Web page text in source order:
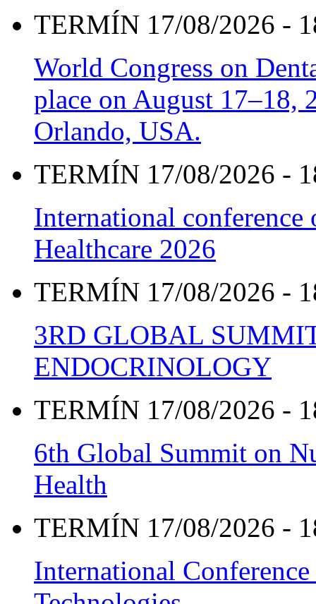
TERMÍN 17/08/2026 -
World Congress on
place on August 17–18,
Orlando, USA.
TERMÍN 17/08/2026 -
International
Healthcare 2026
TERMÍN 17/08/2026 -
3RD GLOBAL
ENDOCRINOLOGY
TERMÍN 17/08/2026 -
6th Global Summit on
Health
TERMÍN 17/08/2026 -
International